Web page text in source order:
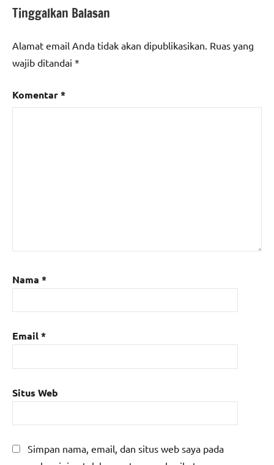
Tinggalkan Balasan
Alamat email Anda tidak akan dipublikasikan. Ruas yang
wajib ditandai *
Komentar*
Nama *
Email*
Situs Web
Simpan nama, email, dan situs web saya pada